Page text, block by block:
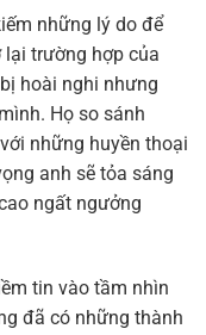
những lý do để
trường hợp của
hoài nghi nhưng
Họ so sánh
những huyền thoại
anh sẽ tỏa sáng
ngất ngưởng
tin vào tầm nhìn
đã có những thành